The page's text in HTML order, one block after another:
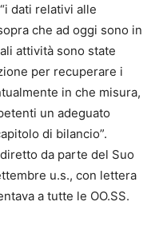
dati relativi alle
che ad oggi sono in
attività sono state
per recuperare i
in che misura,
un adeguato
di bilancio”.
da parte del Suo
u.s., con lettera
a tutte le OO.SS.